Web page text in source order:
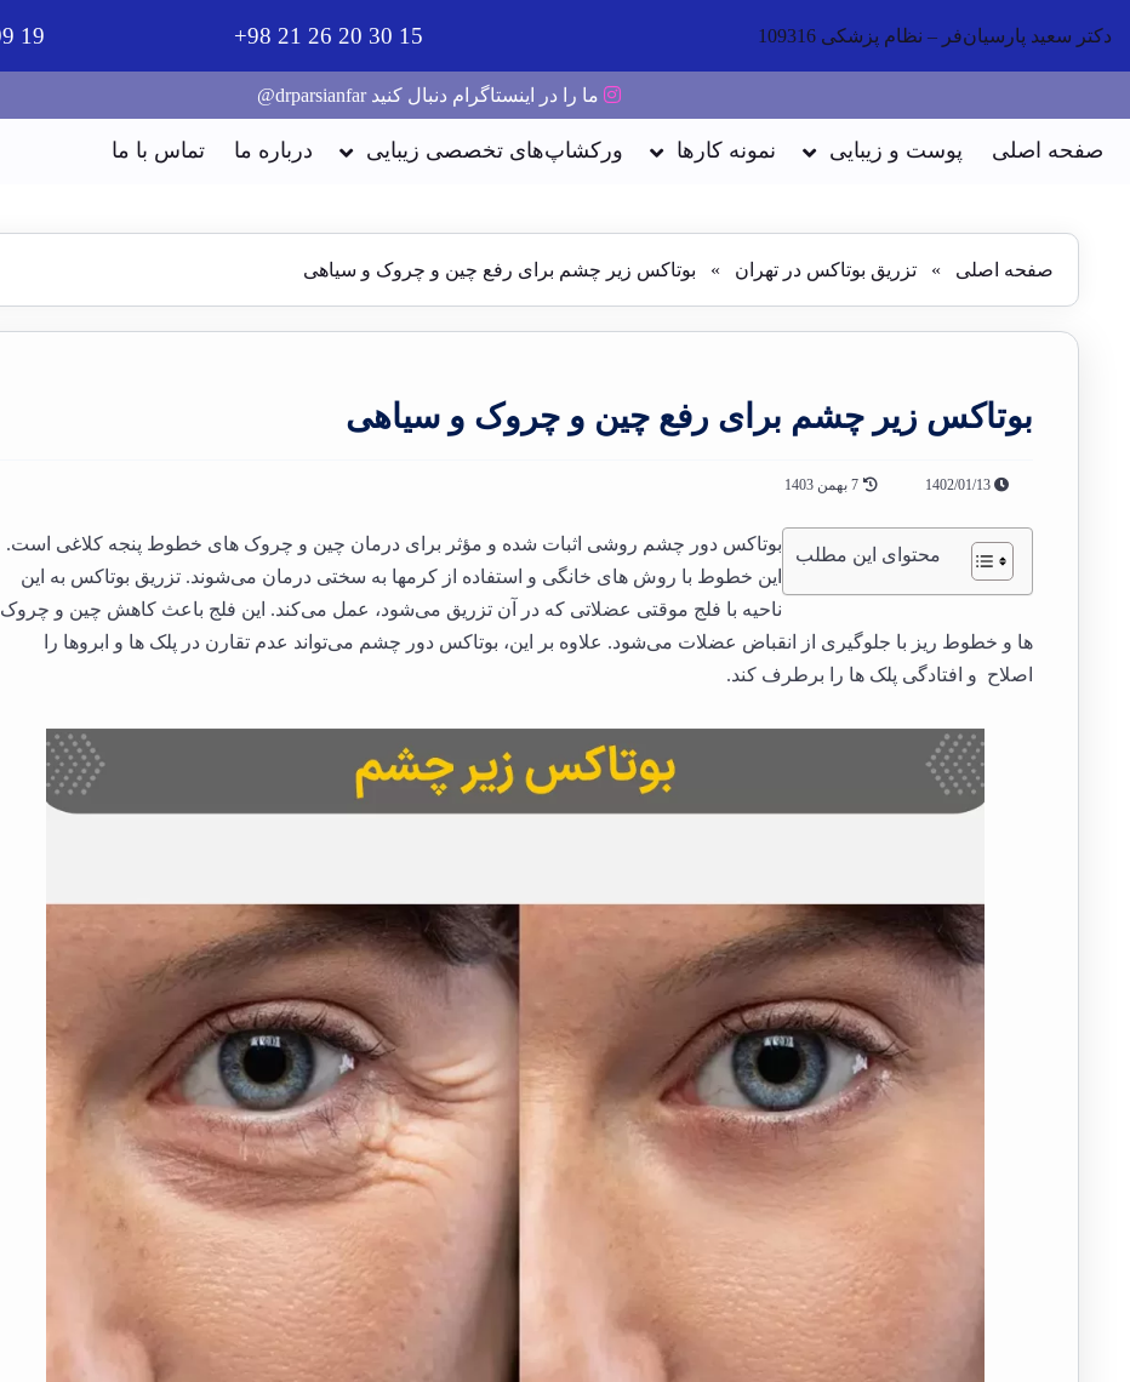
دکتر سعید پارسیان‌فر – نظام پزشکی 109316 15 30 20 26 21 98+
19 99 383 930 98+
ما را در اینستاگرام دنبال کنید drparsianfar@
صفحه اصلی پوست و زیبایی نمونه کارها ورکشاپ‌های تخصصی زیبایی درباره ما تماس با ما
صفحه اصلی » تزریق بوتاکس در تهران » بوتاکس زیر چشم برای رفع چین و چروک و سیاهی
بوتاکس زیر چشم برای رفع چین و چروک و سیاهی
1402/01/13 7 بهمن 1403
محتوای این مطلب
بوتاکس دور چشم روشی اثبات شده و مؤثر برای درمان چین و چروک های خطوط پنجه کلاغی است.
این خطوط با روش های خانگی و استفاده از کرمها به سختی درمان می‌شوند. تزریق بوتاکس به این
ناحیه با فلج موقتی عضلاتی که در آن تزریق می‌شود، عمل می‌کند. این فلج باعث کاهش چین و چروک
ها و خطوط ریز با جلوگیری از انقباض عضلات می‌شود. علاوه بر این، بوتاکس دور چشم می‌تواند عدم تقارن در پلک ها و ابروها را
اصلاح و افتادگی پلک ها را برطرف کند.